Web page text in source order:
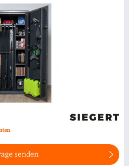
senden